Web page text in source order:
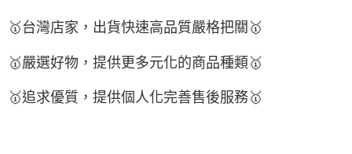
🥇 台灣店家，出貨快速高品質嚴格把關 🥇
🥇嚴選好物 ，提供更多元化的商品種類 🥇
🥇追求優質， 提供個人化完善售後服務🥇